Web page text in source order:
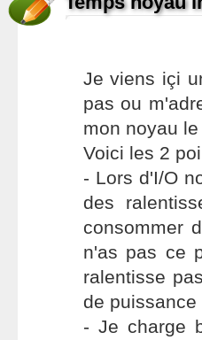
Je viens içi
pas ou
mon noyau
Voici les 2
- Lors d'I/O
des
consommer
n'as pas ce
ralentisse
de
- Je charge